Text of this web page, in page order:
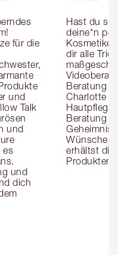
für die
und
Talk
und
es
und
dich
Hast du
deine*n
dir alle
Beratung
Charlotte
Beratung
Wünsche
erhältst die